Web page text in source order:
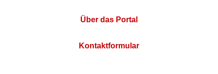
Über das Portal
Kontaktformular